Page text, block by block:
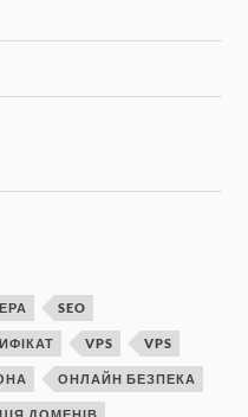
SEO
VPS VPS
ОНЛАЙН БЕЗПЕКА